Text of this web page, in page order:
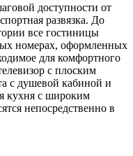
доступности от
развязка. До
все гостиницы
номерах, оформленных
для комфортного
с плоским
с душевой кабиной и
кухня c широким
непосредственно в